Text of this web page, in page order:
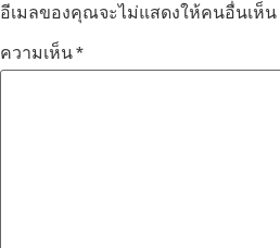
อีเมลของคุณจะไม่แสดงให้คนอื่นเห็น
ความเห็น*